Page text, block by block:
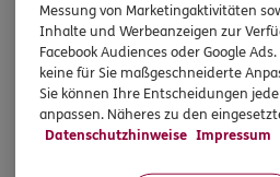
Damit Sie Ihre Zukunft
wir beraten Sie gerne rund um
Vorsorge. Oder treffen Sie uns
Messung von Marketingaktivitäten
Inhalte und Werbeanzeigen zur
Facebook Audiences oder Google
keine für Sie maßgeschneiderte
Sie können Ihre Entscheidungen
anpassen. Näheres zu den
Datenschutzhinweise Impressum